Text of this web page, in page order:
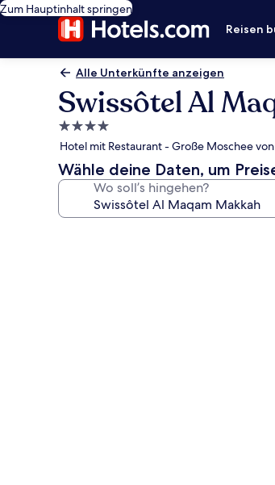
Zum Hauptinhalt springen
Reisen
Alle Unterkünfte anzeigen
Swissôtel Al
4.0-
Sterne-
Unterkunft
Hotel mit Restaurant - Große Moschee
Wähle deine Daten, um
Wo soll’s hingehen?